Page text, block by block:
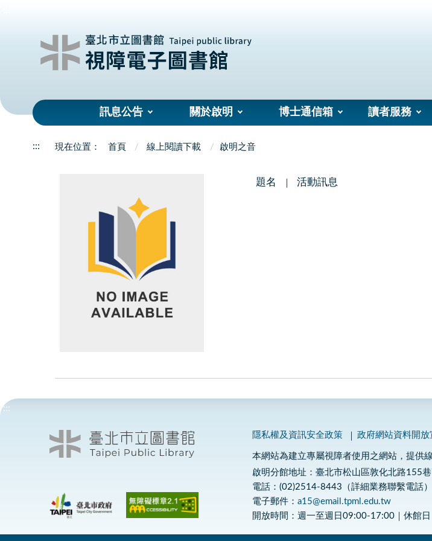
訊息公告 關於啟明 博士通信箱 讀者服務
::: 首頁 線上閱讀下載 啟明之音
題名 活動訊息
:::
隱私權及資訊安全政策 政府網站資料開放
本網站為建立專屬視障者使用之網站，提供
啟明分館地址：臺北市松山區敦化北路155
電話：(02)2514-8443（詳細業務聯繫電話
電子郵件：a15@email.tpml.edu.tw
開放時間：週一至週日09:00-17:00｜休館